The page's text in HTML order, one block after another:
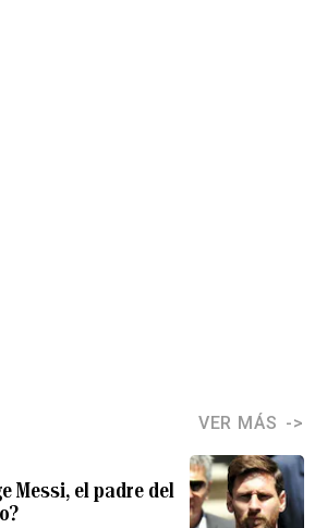
VER MÁS
Messi, el padre del